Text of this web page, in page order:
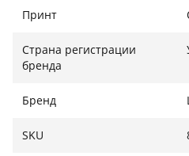
Принт
Страна регистрации
бренда
Бренд
SKU